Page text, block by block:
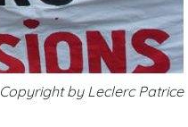
Copyright by Leclerc Patrice